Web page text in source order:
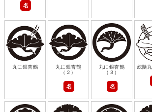
名
丸に銀杏鶴
丸に銀杏鶴
（２）
名
丸に銀杏鶴
（３）
名
総陰